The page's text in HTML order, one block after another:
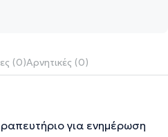
(0)Αρνητικές (0)
για ενημέρωση